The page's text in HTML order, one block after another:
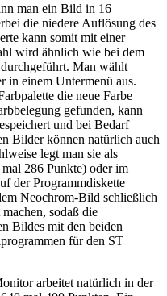
man ein Bild in 16
die niedere Auflösung des
kann somit mit einer
wird ähnlich wie bei dem
Man wählt
in einem Untermenü aus.
die neue Farbe
gefunden, kann
und bei Bedarf
Bilder können natürlich auch
legt man sie als
286 Punkte) oder im
der Programmdiskette
Neochrom-Bild schließlich
sodaß die
Bildes mit den beiden
für den ST
arbeitet natürlich in der